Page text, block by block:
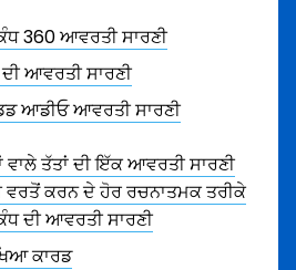
360 ਆਵਰਤੀ ਸਾਰਣੀ
ਆਵਰਤੀ ਸਾਰਣੀ
ਆਡੀਓ ਆਵਰਤੀ ਸਾਰਣੀ
ਵਾਲੇ ਤੱਤਾਂ ਦੀ ਇੱਕ ਆਵਰਤੀ ਸਾਰਣੀ
ਵਰਤੋਂ ਕਰਨ ਦੇ ਹੋਰ ਰਚਨਾਤਮਕ ਤਰੀਕੇ
ਦੀ ਆਵਰਤੀ ਸਾਰਣੀ
ਕਾਰਡ